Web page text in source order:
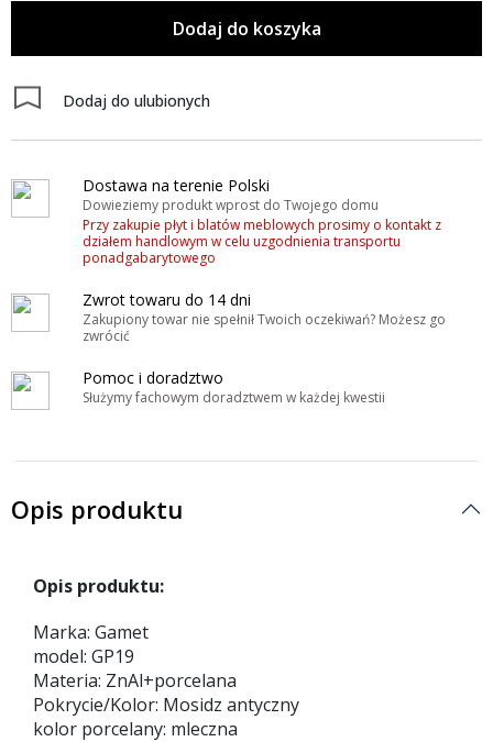
Dodaj do koszyka
Dodaj do ulubionych
Dostawa na terenie Polski
Dowieziemy produkt wprost do Twojego domu
Przy zakupie płyt i blatów meblowych prosimy o kontakt z
działem handlowym w celu uzgodnienia transportu
ponadgabarytowego
Zwrot towaru do 14 dni
Zakupiony towar nie spełnił Twoich oczekiwań? Możesz go
zwrócić
Pomoc i doradztwo
Służymy fachowym doradztwem w każdej kwestii
Opis produktu
Opis produktu:
Marka: Gamet
model: GP19
Materia: ZnAl+porcelana
Pokrycie/Kolor: Mosidz antyczny
kolor porcelany: mleczna